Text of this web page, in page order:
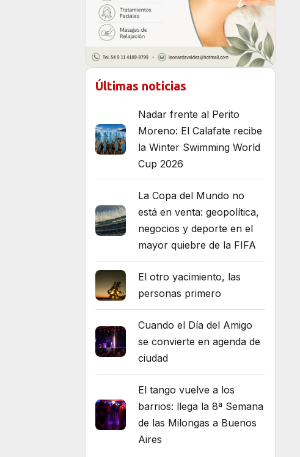
Últimas noticias
Nadar frente al Perito
Moreno: El Calafate recibe
la Winter Swimming World
Cup 2026
La Copa del Mundo no
está en venta: geopolítica,
negocios y deporte en el
mayor quiebre de la FIFA
El otro yacimiento, las
personas primero
Cuando el Día del Amigo
se convierte en agenda de
ciudad
El tango vuelve a los
barrios: llega la 8ª Semana
de las Milongas a Buenos
Aires